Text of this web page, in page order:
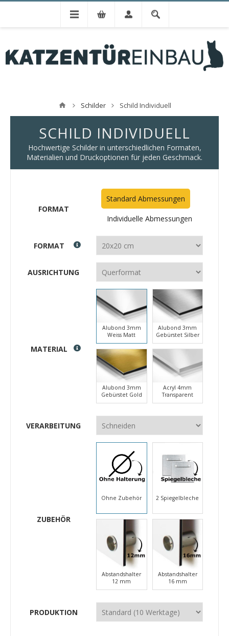
Schilder Schild Individuell
SCHILD INDIVIDUELL
Hochwertige Schilder in unterschiedlichen Formaten,
Materialien und Druckoptionen für jeden Geschmack.
FORMAT
Standard Abmessungen
Individuelle Abmessungen
FORMAT
AUSRICHTUNG
MATERIAL
Alubond 3mm
Weiss Matt
Alubond 3mm
Gebürstet Silber
Alubond 3mm
Gebürstet Gold
Acryl 4mm
Transparent
VERARBEITUNG
ZUBEHÖR
Ohne Zubehör 2 Spiegelbleche
Abstandshalter
12 mm
Abstandshalter
16 mm
PRODUKTION